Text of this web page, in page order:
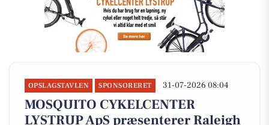
OPSLAGSTAVLEN SPONSORERET 31-07-2026 08:04
MOSQUITO CYKELCENTER
LYSTRUP ApS præsenterer Raleigh